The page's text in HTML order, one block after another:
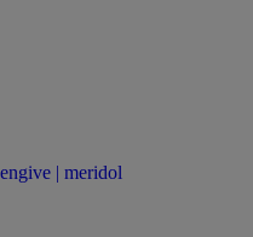
| meridol